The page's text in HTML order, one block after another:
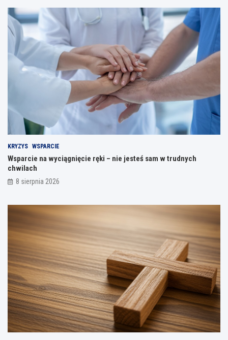
KRYZYS WSPARCIE
Wsparcie na wyciągnięcie ręki – nie jesteś sam w trudnych
chwilach
8 sierpnia 2026